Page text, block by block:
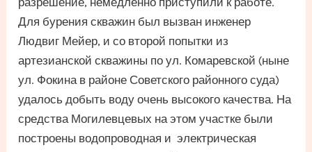
Для бурения скважин был вызван инженер
Людвиг Мейер, и со второй попытки из
артезианской скважины по ул. Комаревской (ныне
ул. Фокина в районе Советского районного суда)
удалось добыть воду очень высокого качества. На
средства Могилевцевых на этом участке были
построены водопроводная и электрическая